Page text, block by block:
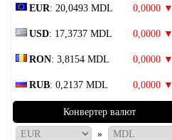
EUR: 20,0493 MDL 0,0000 ▼
USD: 17,3737 MDL 0,0000 ▼
RON: 3,8154 MDL 0,0000 ▼
RUB: 0,2137 MDL 0,0000 ▼
Конвертер валют
»